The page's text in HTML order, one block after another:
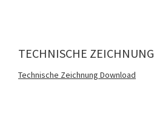
TECHNISCHE ZEICHNUNG
Technische Zeichnung Download